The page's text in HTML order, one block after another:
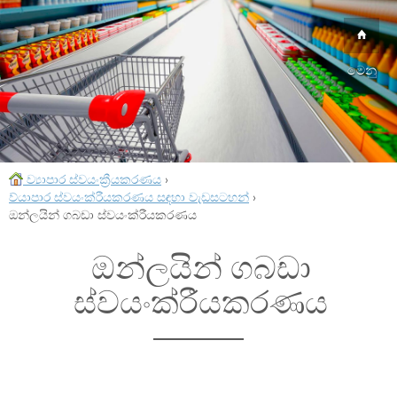
මෙනු
ව්‍යාපාර ස්වයංක්‍රීයකරණය ›
ව්යාපාර ස්වයංක්රීයකරණය සඳහා වැඩසටහන් ›
ඔන්ලයින් ගබඩා ස්වයංක්රීයකරණය
ඔන්ලයින් ගබඩා
ස්වයංක්රීයකරණය